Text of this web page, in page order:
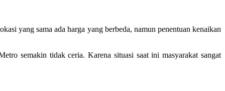
yang sama ada harga yang berbeda, namun penentuan kenaikan
semakin tidak ceria. Karena situasi saat ini masyarakat sangat